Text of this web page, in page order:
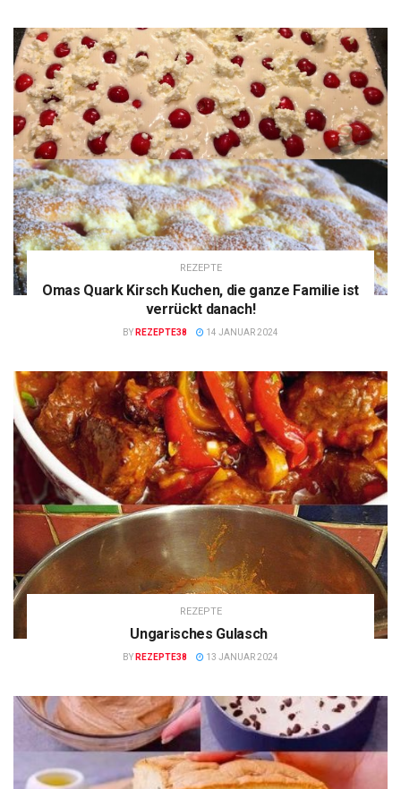
REZEPTE
Omas Quark Kirsch Kuchen, die ganze Familie ist
verrückt danach!
BY REZEPTE38 14 JANUAR 2024
REZEPTE
Ungarisches Gulasch
BY REZEPTE38 13 JANUAR 2024